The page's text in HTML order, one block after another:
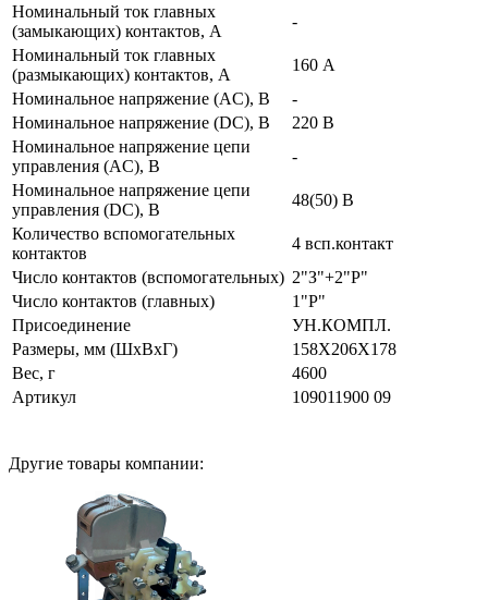
Номинальный ток главных
(замыкающих) контактов, А
-
Номинальный ток главных
(размыкающих) контактов, А
160 А
Номинальное напряжение (AC), В
-
Номинальное напряжение (DC), В
220 В
Номинальное напряжение цепи
управления (AC), В
-
Номинальное напряжение цепи
управления (DC), В
48(50) В
Количество вспомогательных
контактов
4 всп.контакт
Число контактов (вспомогательных) 2"З"+2"Р"
Число контактов (главных)
1"Р"
Присоединение
УН.КОМПЛ.
Размеры, мм (ШхВхГ)
158Х206Х178
Вес, г
4600
Артикул
109011900 09
Другие товары компании: